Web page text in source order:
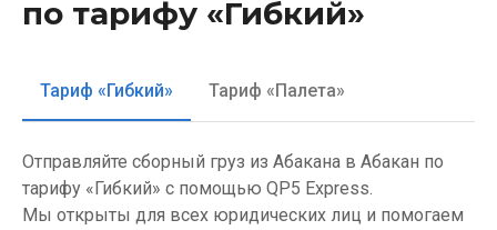
по тарифу «Гибкий»
Тариф «Гибкий» Тариф «Палета»
Отправляйте сборный груз из Абакана в Абакан по
тарифу «Гибкий» с помощью QP5 Express.
Мы открыты для всех юридических лиц и помогаем